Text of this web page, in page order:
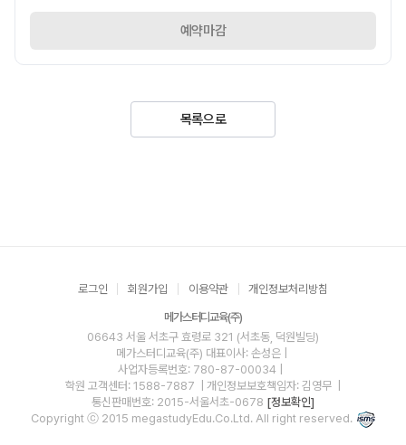
예약마감
목록으로
로그인 회원가입 이용약관 개인정보처리방침
메가스터디교육(주)
06643 서울 서초구 효령로 321 (서초동, 덕원빌딩)
메가스터디교육(주) 대표이사: 손성은 |
사업자등록번호: 780-87-00034
학원 고객센터: 1588-7887
| 개인정보보호책임자: 김영무
통신판매번호: 2015-서울서초-0678 [정보확인]
Copyright ⓒ 2015 megastudyEdu.Co.Ltd. All right reserved.